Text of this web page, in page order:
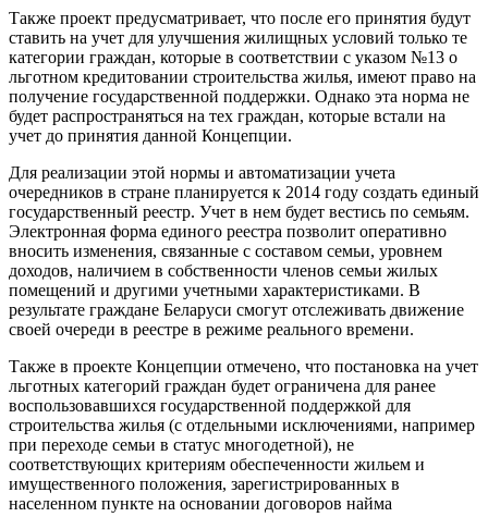
Также проект предусматривает, что после его принятия будут
ставить на учет для улучшения жилищных условий только те
категории граждан, которые в соответствии с указом №13 о
льготном кредитовании строительства жилья, имеют право на
получение государственной поддержки. Однако эта норма не
будет распространяться на тех граждан, которые встали на
учет до принятия данной Концепции.
Для реализации этой нормы и автоматизации учета
очередников в стране планируется к 2014 году создать единый
государственный реестр. Учет в нем будет вестись по семьям.
Электронная форма единого реестра позволит оперативно
вносить изменения, связанные с составом семьи, уровнем
доходов, наличием в собственности членов семьи жилых
помещений и другими учетными характеристиками. В
результате граждане Беларуси смогут отслеживать движение
своей очереди в реестре в режиме реального времени.
Также в проекте Концепции отмечено, что постановка на учет
льготных категорий граждан будет ограничена для ранее
воспользовавшихся государственной поддержкой для
строительства жилья (с отдельными исключениями, например
при переходе семьи в статус многодетной), не
соответствующих критериям обеспеченности жильем и
имущественного положения, зарегистрированных в
населенном пункте на основании договоров найма